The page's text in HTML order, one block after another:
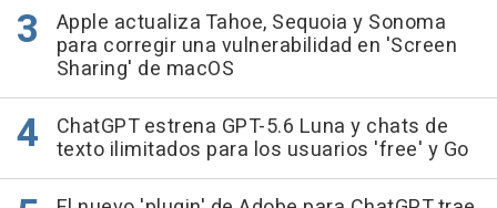
Apple actualiza Tahoe, Sequoia y Sonoma
para corregir una vulnerabilidad en 'Screen
Sharing' de macOS
ChatGPT estrena GPT-5.6 Luna y chats de
texto ilimitados para los usuarios 'free' y Go